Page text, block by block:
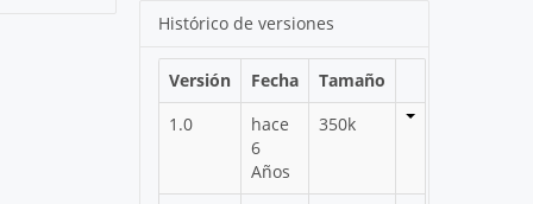
Histórico de versiones
Versión Fecha
Tamaño
1.0
hace
6
Años
350k